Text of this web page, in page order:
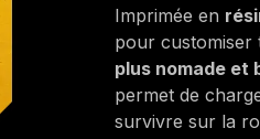
Imprimée en
pour customiser
plus nomade et
permet de
survivre sur la